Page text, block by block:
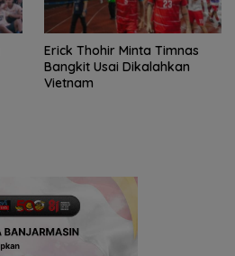
Erick Thohir Minta Timnas
Bangkit Usai Dikalahkan
Vietnam